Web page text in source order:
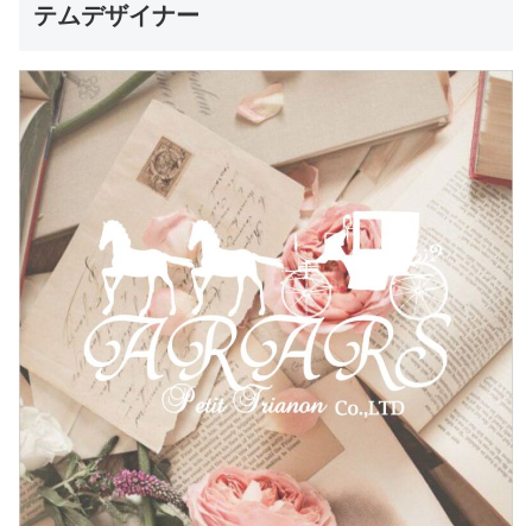
テムデザイナー